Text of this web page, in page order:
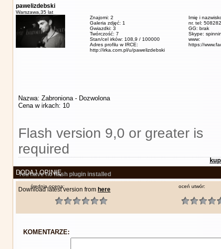
pawelizdebski
Warszawa, 35 lat
Znajomi: 2
Galeria zdjęć: 1
Gwiazdki: 3
Twórczość: 7
Stan/cel irków: 108,9 / 100000
Adres profilu w IRCE:
http://irka.com.pl/u/pawelizdebski
Imię i
nr. tel:
GG: brak
Skype:
www:
https://
Nazwa: Zabroniona - Dozwolona
Cena w irkach: 10
Flash version 9,0 or greater is
required
You have no flash plugin installed
Download latest version from here
DODAJ OPINIĘ
średnia ocena: oceń utwór:
KOMENTARZE: